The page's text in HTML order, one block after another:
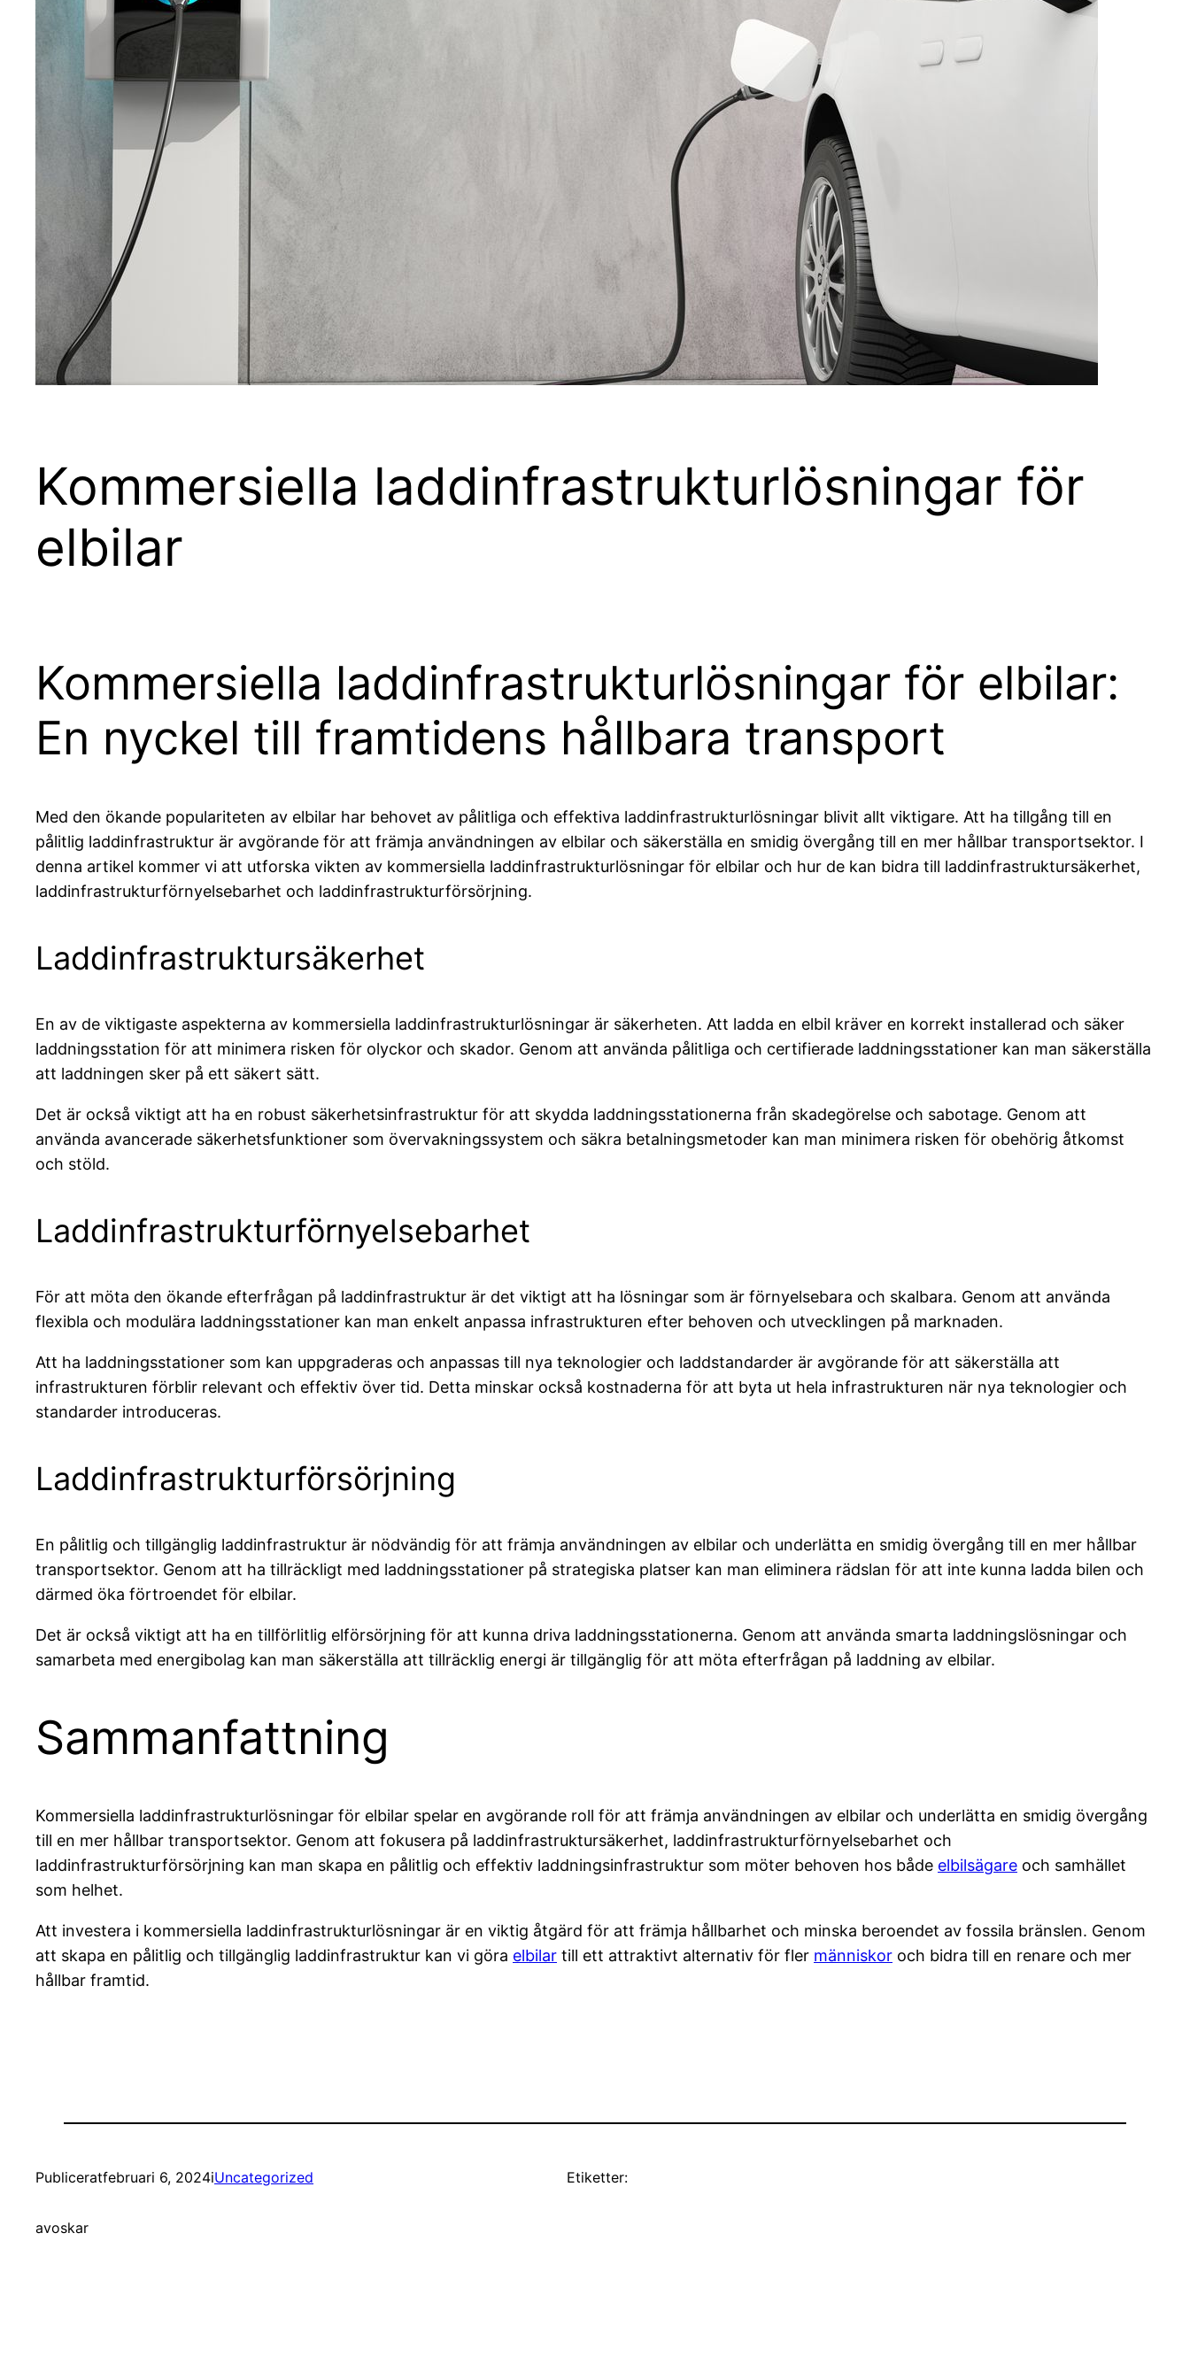
Kommersiella laddinfrastrukturlösningar för
elbilar
Kommersiella laddinfrastrukturlösningar för elbilar:
En nyckel till framtidens hållbara transport
Med den ökande populariteten av elbilar har behovet av pålitliga och effektiva laddinfrastrukturlösningar blivit allt viktigare. Att ha tillgång till en
pålitlig laddinfrastruktur är avgörande för att främja användningen av elbilar och säkerställa en smidig övergång till en mer hållbar transportsektor. I
denna artikel kommer vi att utforska vikten av kommersiella laddinfrastrukturlösningar för elbilar och hur de kan bidra till laddinfrastruktursäkerhet,
laddinfrastrukturförnyelsebarhet och laddinfrastrukturförsörjning.
Laddinfrastruktursäkerhet
En av de viktigaste aspekterna av kommersiella laddinfrastrukturlösningar är säkerheten. Att ladda en elbil kräver en korrekt installerad och säker
laddningsstation för att minimera risken för olyckor och skador. Genom att använda pålitliga och certifierade laddningsstationer kan man säkerställa
att laddningen sker på ett säkert sätt.
Det är också viktigt att ha en robust säkerhetsinfrastruktur för att skydda laddningsstationerna från skadegörelse och sabotage. Genom att
använda avancerade säkerhetsfunktioner som övervakningssystem och säkra betalningsmetoder kan man minimera risken för obehörig åtkomst
och stöld.
Laddinfrastrukturförnyelsebarhet
För att möta den ökande efterfrågan på laddinfrastruktur är det viktigt att ha lösningar som är förnyelsebara och skalbara. Genom att använda
flexibla och modulära laddningsstationer kan man enkelt anpassa infrastrukturen efter behoven och utvecklingen på marknaden.
Att ha laddningsstationer som kan uppgraderas och anpassas till nya teknologier och laddstandarder är avgörande för att säkerställa att
infrastrukturen förblir relevant och effektiv över tid. Detta minskar också kostnaderna för att byta ut hela infrastrukturen när nya teknologier och
standarder introduceras.
Laddinfrastrukturförsörjning
En pålitlig och tillgänglig laddinfrastruktur är nödvändig för att främja användningen av elbilar och underlätta en smidig övergång till en mer hållbar
transportsektor. Genom att ha tillräckligt med laddningsstationer på strategiska platser kan man eliminera rädslan för att inte kunna ladda bilen och
därmed öka förtroendet för elbilar.
Det är också viktigt att ha en tillförlitlig elförsörjning för att kunna driva laddningsstationerna. Genom att använda smarta laddningslösningar och
samarbeta med energibolag kan man säkerställa att tillräcklig energi är tillgänglig för att möta efterfrågan på laddning av elbilar.
Sammanfattning
Kommersiella laddinfrastrukturlösningar för elbilar spelar en avgörande roll för att främja användningen av elbilar och underlätta en smidig övergång
till en mer hållbar transportsektor. Genom att fokusera på laddinfrastruktursäkerhet, laddinfrastrukturförnyelsebarhet och
laddinfrastrukturförsörjning kan man skapa en pålitlig och effektiv laddningsinfrastruktur som möter behoven hos både elbilsägare och samhället
som helhet.
Att investera i kommersiella laddinfrastrukturlösningar är en viktig åtgärd för att främja hållbarhet och minska beroendet av fossila bränslen. Genom
att skapa en pålitlig och tillgänglig laddinfrastruktur kan vi göra elbilar till ett attraktivt alternativ för fler människor och bidra till en renare och mer
hållbar framtid.
Publiceratfebruari 6, 2024iUncategorized
avoskar
Etiketter: